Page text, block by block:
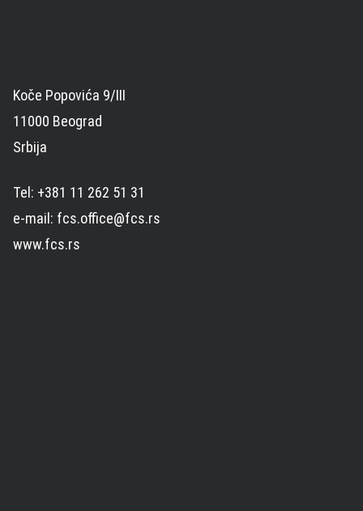
Koče Popovića 9/III
11000 Beograd
Srbija
Tel: +381 11 262 51 31
e-mail: fcs.office@fcs.rs
www.fcs.rs